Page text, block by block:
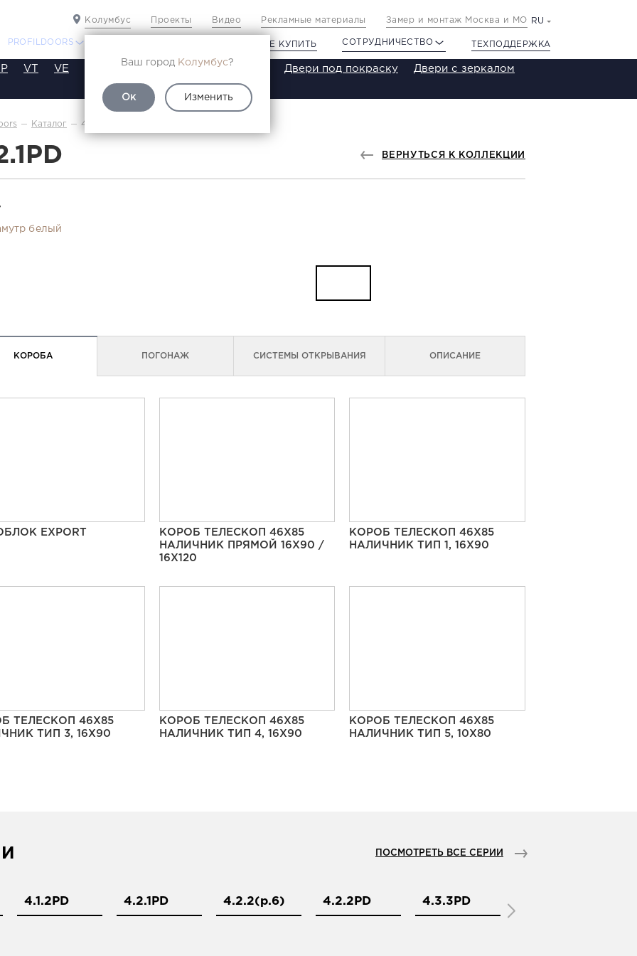
Колумбус
Ваш город Колумбус?
Ок Изменить
Проекты Видео Рекламные материалы Замер и монтаж Москва и МО RU
PROFILDOORS ГДЕ КУПИТЬ СОТРУДНИЧЕСТВО ТЕХПОДДЕРЖКА
VT VE SA SE ST SW Двери под покраску Двери с зеркалом
Каталог 4.2.1PD
ВЕРНУТЬСЯ К КОЛЛЕКЦИИ
белый
КОРОБА ПОГОНАЖ СИСТЕМЫ ОТКРЫВАНИЯ ОПИСАНИЕ
EXPORT
КОРОБ ТЕЛЕСКОП 46Х85
НАЛИЧНИК ПРЯМОЙ 16Х90 /
16Х120
КОРОБ ТЕЛЕСКОП 46Х85
НАЛИЧНИК ТИП 1, 16Х90
ТЕЛЕСКОП 46Х85
ТИП 3, 16Х90
КОРОБ ТЕЛЕСКОП 46Х85
НАЛИЧНИК ТИП 4, 16Х90
КОРОБ ТЕЛЕСКОП 46Х85
НАЛИЧНИК ТИП 5, 10Х80
ПОСМОТРЕТЬ ВСЕ СЕРИИ
4.1.2PD 4.2.1PD 4.2.2(р.6) 4.2.2PD 4.3.3PD